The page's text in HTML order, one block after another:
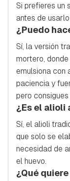
Si prefieres un
antes de
¿Puedo
Sí, la versión
mortero,
emulsiona con
paciencia y
pero
¿Es el alioli
Sí, el alioli
que solo se
necesidad de
el huevo.
¿Qué